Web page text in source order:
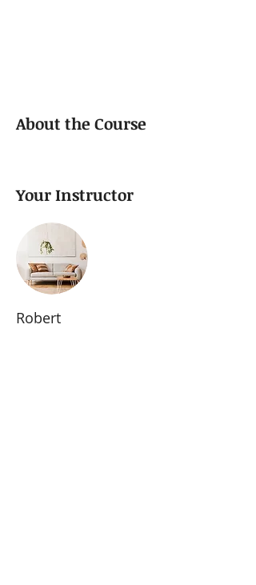
About the Course
Your Instructor
Robert